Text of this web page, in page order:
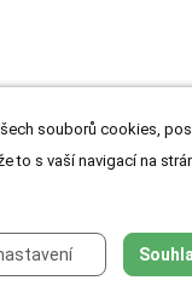
souborů cookies,
to s vaší navigací na